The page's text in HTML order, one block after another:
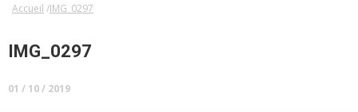
Accueil IMG_0297
IMG_0297
01 / 10 / 2019